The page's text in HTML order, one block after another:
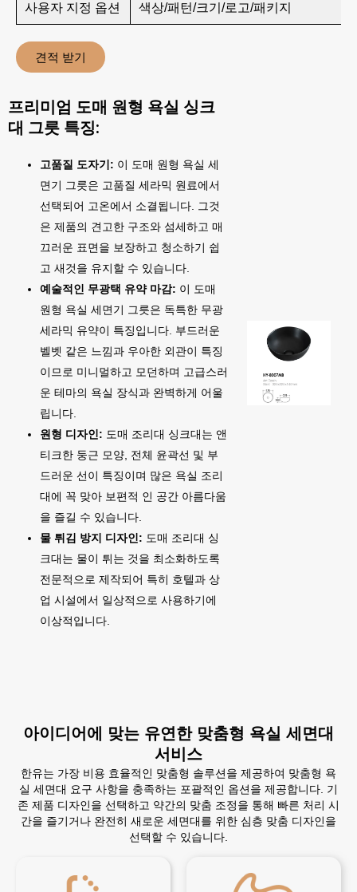
사용자 지정 옵션 색상/패턴/크기/로고/패키지
견적 받기
프리미엄 도매 원형 욕실 싱크
대 그릇 특징:
고품질 도자기: 이 도매 원형 욕실 세
면기 그릇은 고품질 세라믹 원료에서
선택되어 고온에서 소결됩니다. 그것
은 제품의 견고한 구조와 섬세하고 매
끄러운 표면을 보장하고 청소하기 쉽
고 새것을 유지할 수 있습니다.
예술적인 무광택 유약 마감: 이 도매
원형 욕실 세면기 그릇은 독특한 무광
세라믹 유약이 특징입니다. 부드러운
벨벳 같은 느낌과 우아한 외관이 특징
이므로 미니멀하고 모던하며 고급스러
운 테마의 욕실 장식과 완벽하게 어울
립니다.
원형 디자인: 도매 조리대 싱크대는 앤
티크한 둥근 모양, 전체 윤곽선 및 부
드러운 선이 특징이며 많은 욕실 조리
대에 꼭 맞아 보편적 인 공간 아름다움
을 즐길 수 있습니다.
물 튀김 방지 디자인: 도매 조리대 싱
크대는 물이 튀는 것을 최소화하도록
전문적으로 제작되어 특히 호텔과 상
업 시설에서 일상적으로 사용하기에
이상적입니다.
아이디어에 맞는 유연한 맞춤형 욕실 세면대
서비스
한유는 가장 비용 효율적인 맞춤형 솔루션을 제공하여 맞춤형 욕
실 세면대 요구 사항을 충족하는 포괄적인 옵션을 제공합니다. 기
존 제품 디자인을 선택하고 약간의 맞춤 조정을 통해 빠른 처리 시
간을 즐기거나 완전히 새로운 세면대를 위한 심층 맞춤 디자인을
선택할 수 있습니다.